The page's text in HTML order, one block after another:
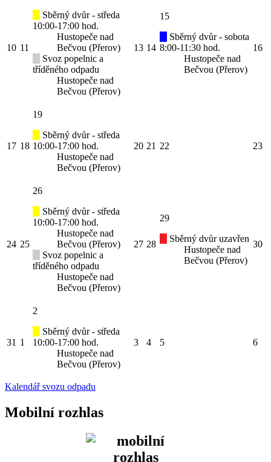
10 11
Sběrný dvůr - středa
10:00-17:00 hod.
Hustopeče nad
Bečvou (Přerov)
Svoz popelnic a
tříděného odpadu
Hustopeče nad
Bečvou (Přerov)
13 14
15
Sběrný dvůr - sobota
8:00-11:30 hod.
Hustopeče nad
Bečvou (Přerov)
16
17 18
19
Sběrný dvůr - středa
10:00-17:00 hod.
Hustopeče nad
Bečvou (Přerov)
20 21 22 23
24 25
26
Sběrný dvůr - středa
10:00-17:00 hod.
Hustopeče nad
Bečvou (Přerov)
Svoz popelnic a
tříděného odpadu
Hustopeče nad
Bečvou (Přerov)
27 28
29
Sběrný dvůr uzavřen
Hustopeče nad
Bečvou (Přerov)
30
31 1
2
Sběrný dvůr - středa
10:00-17:00 hod.
Hustopeče nad
Bečvou (Přerov)
3 4 5 6
Kalendář svozu odpadu
Mobilní rozhlas